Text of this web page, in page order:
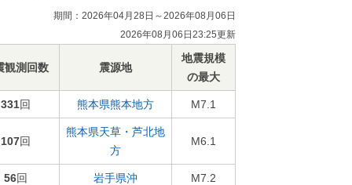
期間：2026年04月28日～2026年08月06日
2026年08月06日23:25更新
観測回数 震源地
地震規模
の最大
331回 熊本県熊本地方 M7.1
107回
熊本県天草・芦北地
方
M6.1
56回 岩手県沖 M7.2